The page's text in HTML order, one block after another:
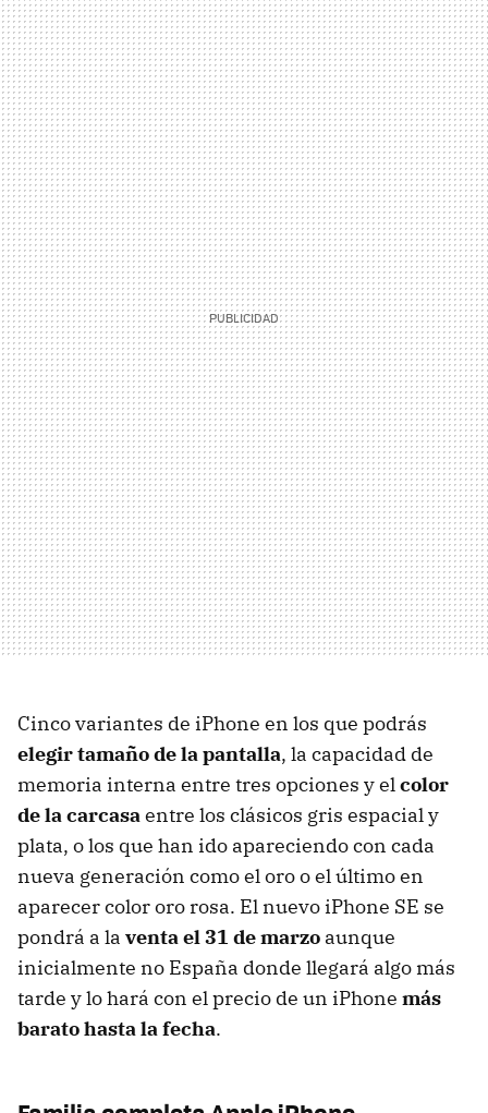
Cinco variantes de iPhone en los que podrás
elegir tamaño de la pantalla, la capacidad de
memoria interna entre tres opciones y elcolor
de la carcasaentre los clásicos gris espacial y
plata, o los que han ido apareciendo con cada
nueva generación como el oro o el último en
aparecer color oro rosa. El nuevo iPhone SE se
pondrá a la venta el 31 de marzo aunque
inicialmente no España donde llegará algo más
tarde y lo hará con el precio de un iPhone más
barato hasta la fecha.